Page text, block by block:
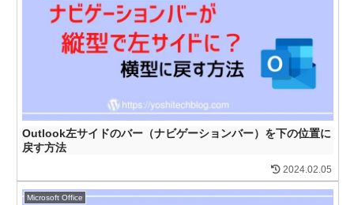
Outlook左サイドのバー（ナビゲーションバー）を下の位置に
戻す方法
2024.02.05
Microsoft Office